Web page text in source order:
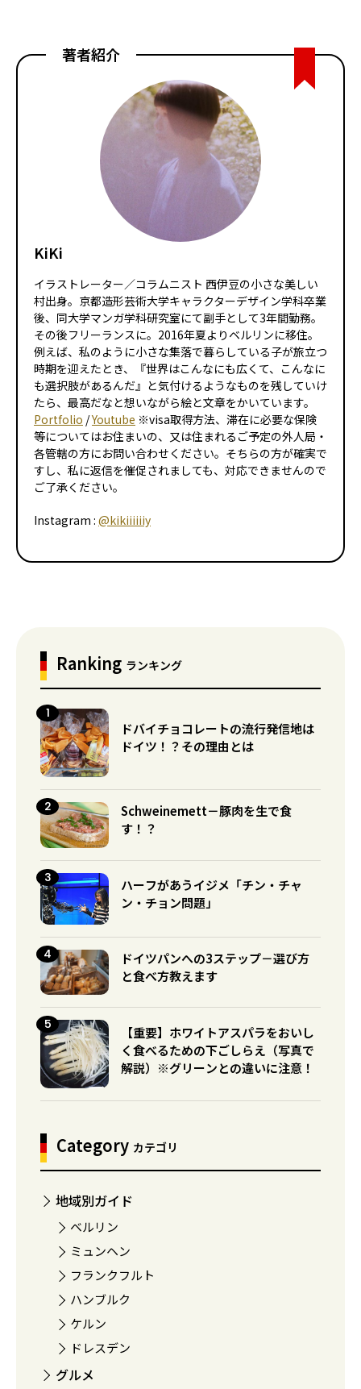
著者紹介
KiKi
イラストレーター／コラムニスト 西伊豆の小さな美しい
村出身。京都造形芸術大学キャラクターデザイン学科卒業
後、同大学マンガ学科研究室にて副手として3年間勤務。
その後フリーランスに。2016年夏よりベルリンに移住。
例えば、私のように小さな集落で暮らしている子が旅立つ
時期を迎えたとき、『世界はこんなにも広くて、こんなに
も選択肢があるんだ』と気付けるようなものを残していけ
たら、最高だなと想いながら絵と文章をかいています。
Portfolio /Youtube ※visa取得方法、滞在に必要な保険
等についてはお住まいの、又は住まれるご予定の外人局・
各管轄の方にお問い合わせください。そちらの方が確実で
すし、私に返信を催促されましても、対応できませんので
ご了承ください。
Instagram : @kikiiiiiiy
Ranking ランキング
ドバイチョコレートの流行発信地は
ドイツ！？その理由とは
Schweinemett－豚肉を生で食
す！？
ハーフがあうイジメ「チン・チャ
ン・チョン問題」
ドイツパンへの3ステップ－選び方
と食べ方教えます
【重要】ホワイトアスパラをおいし
く食べるための下ごしらえ（写真で
解説）※グリーンとの違いに注意！
Category カテゴリ
地域別ガイド
ベルリン
ミュンヘン
フランクフルト
ハンブルク
ケルン
ドレスデン
グルメ